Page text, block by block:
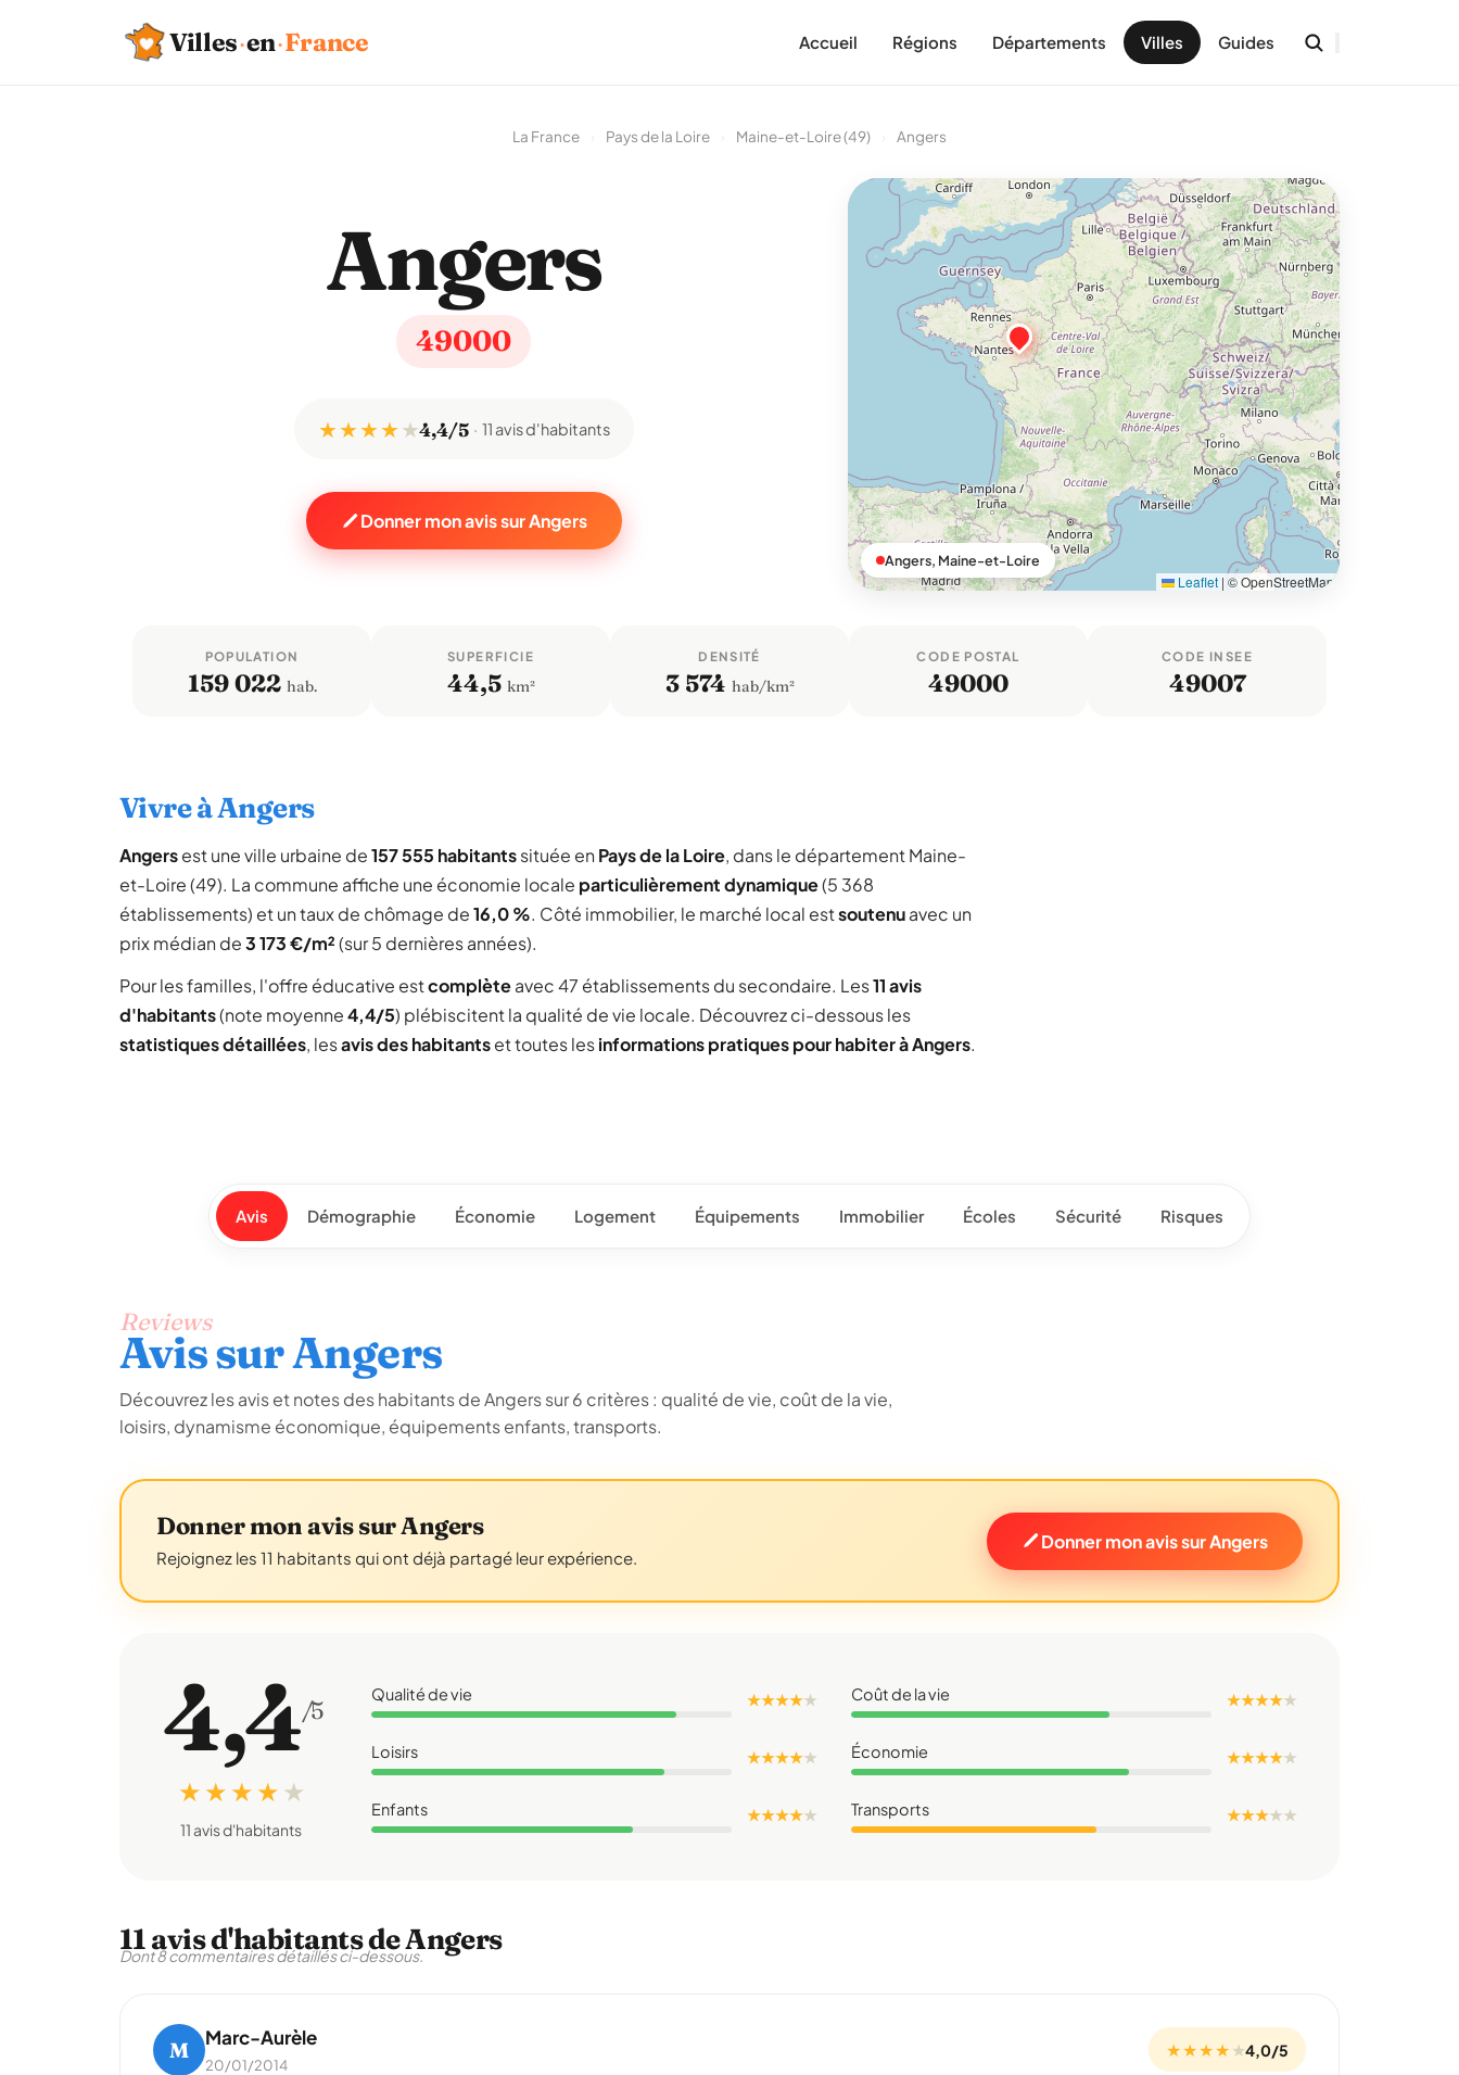
Villes·en·France Accueil Régions Départements Villes Guides
La France Pays de la Loire Maine-et-Loire (49) Angers
Angers
49000
★ ★ ★ ★★4,4/5 11 avis d'habitants
Donner mon avis sur Angers
Leaflet | © OpenStreetMap
Angers, Maine-et-Loire
POPULATION
159 022 hab.
SUPERFICIE
44,5 km²
DENSITÉ
3 574 hab/km²
CODE POSTAL
49000
CODE INSEE
49007
Vivre à Angers
Angersest une ville urbaine de157 555 habitantssituée en Pays de la Loire, dans le département Maine-
et-Loire (49). La commune affiche une économie locale particulièrement dynamique(5 368
établissements) et un taux de chômage de16,0 %. Côté immobilier, le marché local estsoutenuavec un
prix médian de3 173 €/m²(sur 5 dernières années).
Pour les familles, l'offre éducative estcomplèteavec 47 établissements du secondaire. Les11 avis
d'habitants(note moyenne4,4/5) plébiscitent la qualité de vie locale. Découvrez ci-dessous les
statistiques détaillées, lesavis des habitantset toutes lesinformations pratiques pour habiter à Angers.
Avis Démographie Économie Logement Équipements Immobilier Écoles Sécurité Risques
Reviews
Avis sur Angers
Découvrez les avis et notes des habitants de Angers sur 6 critères : qualité de vie, coût de la vie,
loisirs, dynamisme économique, équipements enfants, transports.
Donner mon avis sur Angers
Rejoignez les 11 habitants qui ont déjà partagé leur expérience.
Donner mon avis sur Angers
4,4/5
★ ★ ★ ★ ★
11 avis d'habitants
Qualité de vie ★ ★ ★ ★★ Coût de la vie ★ ★ ★ ★★
Loisirs ★ ★ ★ ★★ Économie ★ ★ ★ ★★
Enfants ★ ★ ★ ★★ Transports ★ ★ ★★★
11 avis d'habitants de Angers
Dont 8 commentaires détaillés ci-dessous.
M Marc-Aurèle
20/01/2014
★ ★ ★ ★★4,0/5